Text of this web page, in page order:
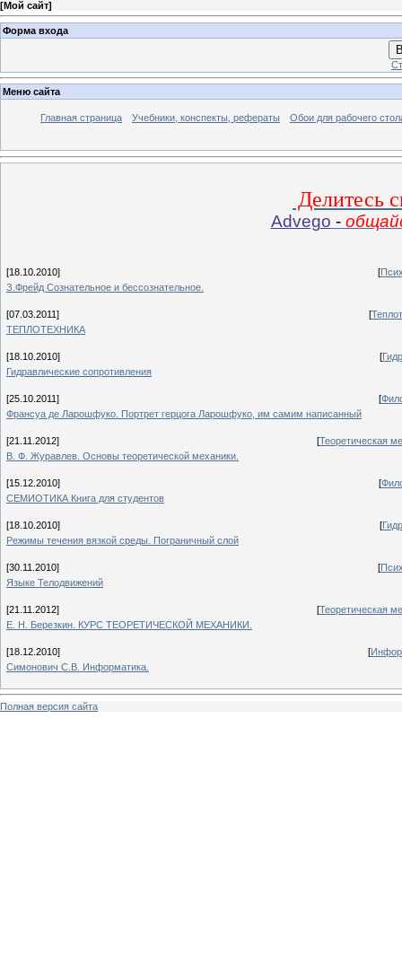
[Мой сайт]
Форма входа
Меню сайта
Главная страница Учебники, конспекты, рефераты Обои для рабочего
Делитесь
Advego -
[18.10.2010] [
З.Фрейд Сознательное и бессознательное.
[07.03.2011] [
ТЕПЛОТЕХНИКА
[18.10.2010] [
Гидравлические сопротивления
[25.10.2011] [
Франсуа де Ларошфуко. Портрет герцога Ларошфуко, им самим написанный
[21.11.2012] [Теоретическая
В. Ф. Журавлев. Основы теоретической механики.
[15.12.2010] [
СЕМИОТИКА Книга для студентов
[18.10.2010] [
Режимы течения вязкой среды. Пограничный слой
[30.11.2010] [
Языке Телодвижений
[21.11.2012] [Теоретическая
E. H. Березкин. КУРС ТЕОРЕТИЧЕСКОЙ МЕХАНИКИ.
[18.12.2010] [
Симонович С.В. Информатика.
Полная версия сайта